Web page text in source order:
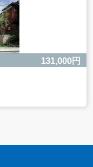
131,000円